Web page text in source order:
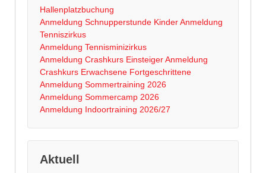
Hallenplatzbuchung
Anmeldung Schnupperstunde KinderAnmeldung
Tenniszirkus
Anmeldung Tennisminizirkus
Anmeldung Crashkurs EinsteigerAnmeldung
Crashkurs Erwachsene Fortgeschrittene
Anmeldung Sommertraining 2026
Anmeldung Sommercamp 2026
Anmeldung Indoortraining 2026/27
Aktuell